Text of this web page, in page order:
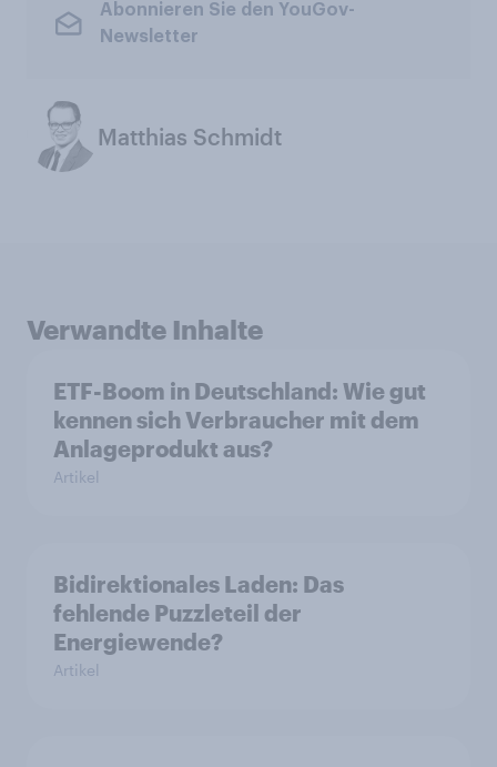
Abonnieren Sie den YouGov-
Newsletter
Matthias Schmidt
Verwandte Inhalte
ETF-Boom in Deutschland: Wie gut
kennen sich Verbraucher mit dem
Anlageprodukt aus?
Artikel
Bidirektionales Laden: Das
fehlende Puzzleteil der
Energiewende?
Artikel